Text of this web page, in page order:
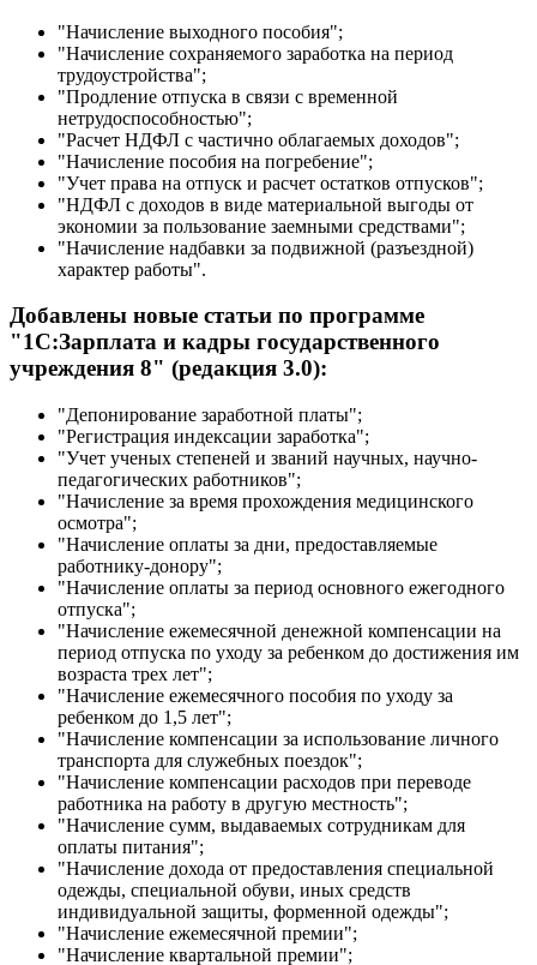
"Начисление выходного пособия";
"Начисление сохраняемого заработка на период
трудоустройства";
"Продление отпуска в связи с временной
нетрудоспособностью";
"Расчет НДФЛ с частично облагаемых доходов";
"Начисление пособия на погребение";
"Учет права на отпуск и расчет остатков отпусков";
"НДФЛ с доходов в виде материальной выгоды от
экономии за пользование заемными средствами";
"Начисление надбавки за подвижной (разъездной)
характер работы".
Добавлены новые статьи по программе
"1С:Зарплата и кадры государственного
учреждения 8" (редакция 3.0):
"Депонирование заработной платы";
"Регистрация индексации заработка";
"Учет ученых степеней и званий научных, научно-
педагогических работников";
"Начисление за время прохождения медицинского
осмотра";
"Начисление оплаты за дни, предоставляемые
работнику-донору";
"Начисление оплаты за период основного ежегодного
отпуска";
"Начисление ежемесячной денежной компенсации на
период отпуска по уходу за ребенком до достижения им
возраста трех лет";
"Начисление ежемесячного пособия по уходу за
ребенком до 1,5 лет";
"Начисление компенсации за использование личного
транспорта для служебных поездок";
"Начисление компенсации расходов при переводе
работника на работу в другую местность";
"Начисление сумм, выдаваемых сотрудникам для
оплаты питания";
"Начисление дохода от предоставления специальной
одежды, специальной обуви, иных средств
индивидуальной защиты, форменной одежды";
"Начисление ежемесячной премии";
"Начисление квартальной премии";